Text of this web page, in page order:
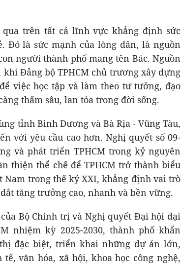
trên tất cả lĩnh vực khẳng định sức
Đó là sức mạnh của lòng dân, là nguồn
người thành phố mang tên Bác. Nguồn
Đảng bộ TPHCM chủ trương xây dựng
việc học tập và làm theo tư tưởng, đạo
thấm sâu, lan tỏa trong đời sống.
tỉnh Bình Dương và Bà Rịa - Vũng Tàu,
với yêu cầu cao hơn. Nghị quyết số 09-
và phát triển TPHCM trong kỷ nguyên
thiện thể chế để TPHCM trở thành biểu
trong thế kỷ XXI, khẳng định vai trò
tăng trưởng cao, nhanh và bền vững.
Bộ Chính trị và Nghị quyết Đại hội đại
nhiệm kỳ 2025-2030, thành phố khẩn
đặc biệt, triển khai những dự án lớn,
văn hóa, xã hội, khoa học công nghệ,